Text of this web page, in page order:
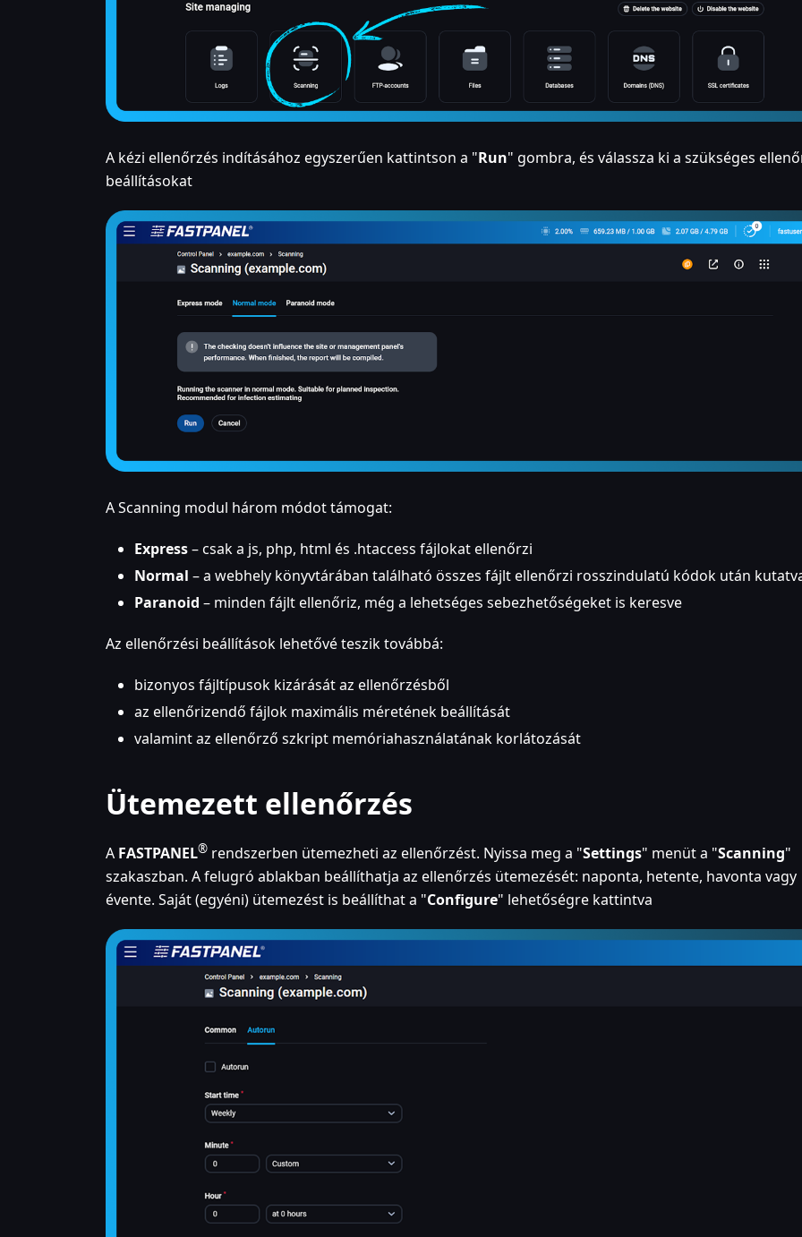
A kézi ellenőrzés indításához egyszerűen kattintson a "Run" gombra, és válassza ki a szükséges
beállításokat
A Scanning modul három módot támogat:
Express– csak a js, php, html és .htaccess fájlokat ellenőrzi
Normal – a webhely könyvtárában található összes fájlt ellenőrzi rosszindulatú kódok után
Paranoid – minden fájlt ellenőriz, még a lehetséges sebezhetőségeket is keresve
Az ellenőrzési beállítások lehetővé teszik továbbá:
bizonyos fájltípusok kizárását az ellenőrzésből
az ellenőrizendő fájlok maximális méretének beállítását
valamint az ellenőrző szkript memóriahasználatának korlátozását
Ütemezett ellenőrzés
A FASTPANEL® rendszerben ütemezheti az ellenőrzést. Nyissa meg a "Settings" menüt a "Scanning"
szakaszban. A felugró ablakban beállíthatja az ellenőrzés ütemezését: naponta, hetente, havonta vagy
évente. Saját (egyéni) ütemezést is beállíthat a "Configure" lehetőségre kattintva